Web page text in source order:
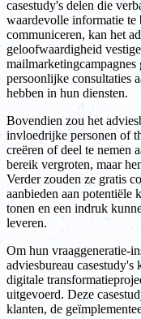
casestudy's delen die
waardevolle informatie te
communiceren, kan het
geloofwaardigheid
mailmarketingcampagnes
persoonlijke consultaties
hebben in hun diensten.
Bovendien zou het
invloedrijke personen of
creëren of deel te nemen
bereik vergroten, maar
Verder zouden ze gratis
aanbieden aan potentiële
tonen en een indruk
leveren.
Om hun vraaggeneratie-
adviesbureau
digitale
uitgevoerd. Deze
klanten, de